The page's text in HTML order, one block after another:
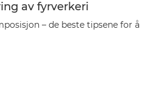
av fyrverkeri
– de beste tipsene for å